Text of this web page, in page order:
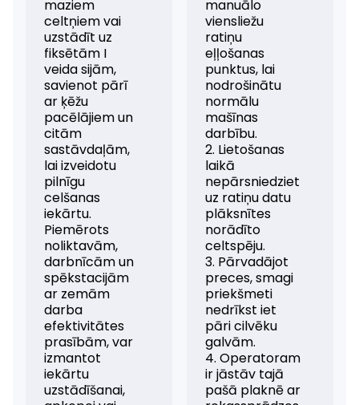
maziem
celtņiem vai
uzstādīt uz
fiksētām I
veida sijām,
savienot pārī
ar ķēžu
pacēlājiem un
citām
sastāvdaļām,
lai izveidotu
pilnīgu
celšanas
iekārtu.
Piemērots
noliktavām,
darbnīcām un
spēkstacijām
ar zemām
darba
efektivitātes
prasībām, var
izmantot
iekārtu
uzstādīšanai,
manuālo
viensliežu
ratiņu
eļļošanas
punktus, lai
nodrošinātu
normālu
mašīnas
darbību.
2. Lietošanas
laikā
nepārsniedziet
uz ratiņu datu
plāksnītes
norādīto
celtspēju.
3. Pārvadājot
preces, smagi
priekšmeti
nedrīkst iet
pāri cilvēku
galvām.
4. Operatoram
ir jāstāv tajā
pašā plaknē ar